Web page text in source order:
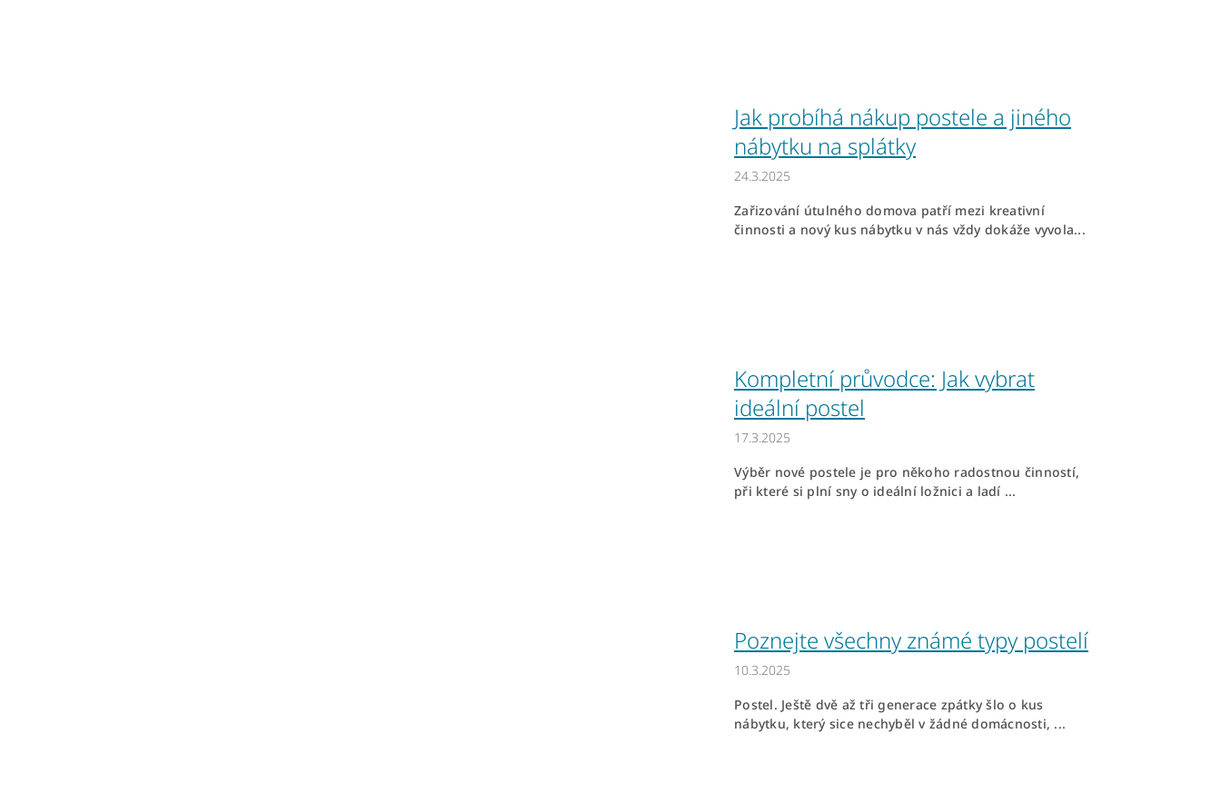
Jak probíhá nákup postele a jiného
nábytku na splátky
24.3.2025
Zařizování útulného domova patří mezi kreativní
činnosti a nový kus nábytku v nás vždy dokáže vyvola...
Kompletní průvodce: Jak vybrat
ideální postel
17.3.2025
Výběr nové postele je pro někoho radostnou činností,
při které si plní sny o ideální ložnici a ladí ...
Poznejte všechny známé typy postelí
10.3.2025
Postel. Ještě dvě až tři generace zpátky šlo o kus
nábytku, který sice nechyběl v žádné domácnosti, ...